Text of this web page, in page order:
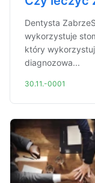
Dentysta
wykorzystuje
który
diagnozowa...
30.11.-0001